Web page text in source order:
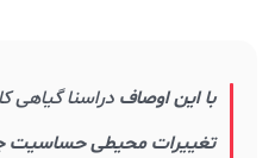
با این اوصاف دراسنا گیاهی
تغییرات محیطی حساسیت